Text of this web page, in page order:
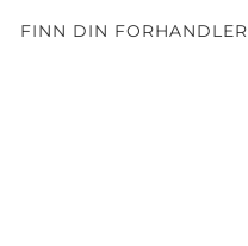
FINN DIN FORHANDLER